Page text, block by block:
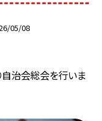
05/08
治会総会を行いま